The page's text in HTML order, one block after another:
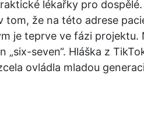
lékařky pro
tom, že na této adrese
je teprve ve fázi projektu.
„six-seven“. Hláška z
ovládla mladou